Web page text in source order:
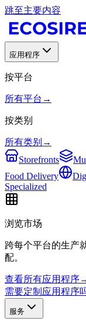
跳至主要内容
应用程序
按平台
所有平台 →
按类别
所有类别 →
Storefronts
Food Delivery
Specialized
浏览市场
跨每个平台的生产
配。
查看所有应用程序
需要定制应用程序
服务